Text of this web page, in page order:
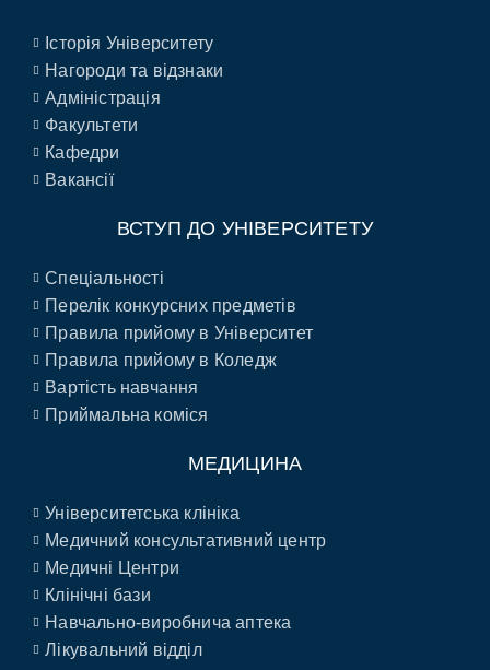
Історія Університету
Нагороди та відзнаки
Адміністрація
Факультети
Кафедри
Вакансії
ВСТУП ДО УНІВЕРСИТЕТУ
Спеціальності
Перелік конкурсних предметів
Правила прийому в Університет
Правила прийому в Коледж
Вартість навчання
Приймальна коміся
МЕДИЦИНА
Університетська клініка
Медичний консультативний центр
Медичні Центри
Клінічні бази
Навчально-виробнича аптека
Лікувальний відділ